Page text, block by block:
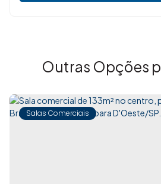
Outras Opções
Salas Comerciais